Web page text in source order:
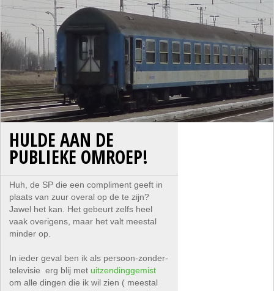
HULDE AAN DE
PUBLIEKE OMROEP!
Huh, de SP die een compliment geeft in
plaats van zuur overal op de te zijn?
Jawel het kan. Het gebeurt zelfs heel
vaak overigens, maar het valt meestal
minder op.
In ieder geval ben ik als persoon-zonder-
televisie erg blij met uitzendinggemist
om alle dingen die ik wil zien ( meestal